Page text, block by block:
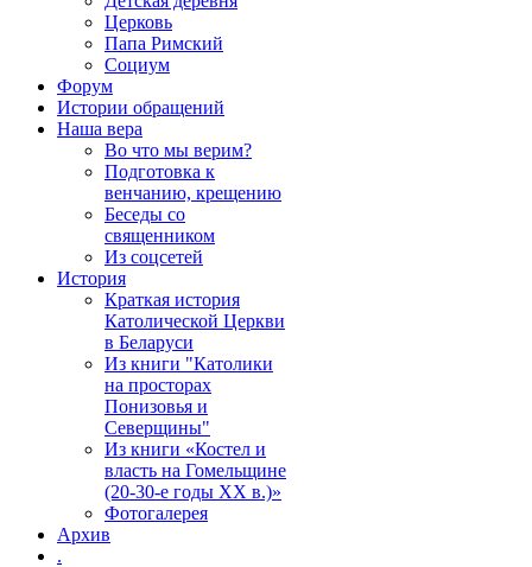
Церковь
Папа Римский
Социум
Форум
Истории обращений
Наша вера
Во что мы верим?
Подготовка к
венчанию, крещению
Беседы со
священником
Из соцсетей
История
Краткая история
Католической Церкви
в Беларуси
Из книги "Католики
на просторах
Понизовья и
Северщины"
Из книги «Костел и
власть на Гомельщине
(20-30-е годы ХХ в.)»
Фотогалерея
Архив
.